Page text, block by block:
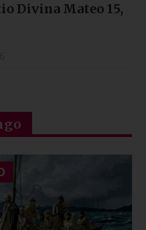
Divina Mateo 15,